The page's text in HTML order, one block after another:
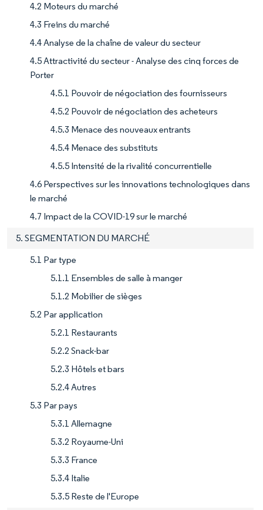
4.2 Moteurs du marché
4.3 Freins du marché
4.4 Analyse de la chaîne de valeur du secteur
4.5 Attractivité du secteur - Analyse des cinq forces de
Porter
4.5.1 Pouvoir de négociation des fournisseurs
4.5.2 Pouvoir de négociation des acheteurs
4.5.3 Menace des nouveaux entrants
4.5.4 Menace des substituts
4.5.5 Intensité de la rivalité concurrentielle
4.6 Perspectives sur les innovations technologiques dans
le marché
4.7 Impact de la COVID-19 sur le marché
5. SEGMENTATION DU MARCHÉ
5.1 Par type
5.1.1 Ensembles de salle à manger
5.1.2 Mobilier de sièges
5.2 Par application
5.2.1 Restaurants
5.2.2 Snack-bar
5.2.3 Hôtels et bars
5.2.4 Autres
5.3 Par pays
5.3.1 Allemagne
5.3.2 Royaume-Uni
5.3.3 France
5.3.4 Italie
5.3.5 Reste de l'Europe